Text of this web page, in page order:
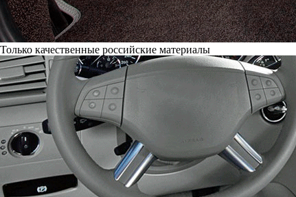
Только качественные российские материалы